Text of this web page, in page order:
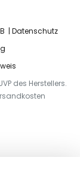
Datenschutz
des Herstellers.